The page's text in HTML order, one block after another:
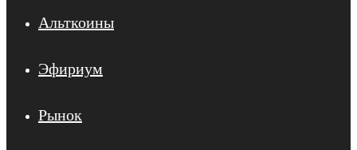
Альткоины
Эфириум
Рынок